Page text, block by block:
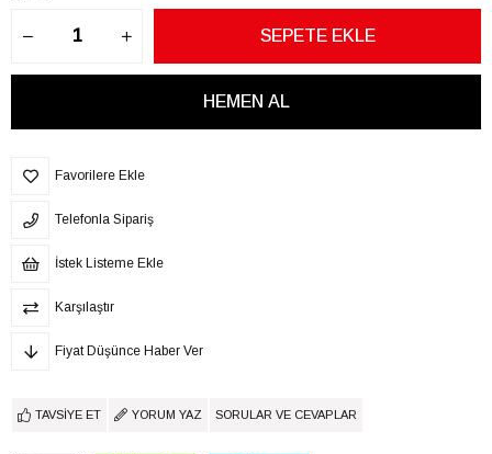
Favorilere Ekle
Telefonla Sipariş
İstek Listeme Ekle
Karşılaştır
Fiyat Düşünce Haber Ver
TAVSIYE ET YORUM YAZ SORULAR VE CEVAPLAR